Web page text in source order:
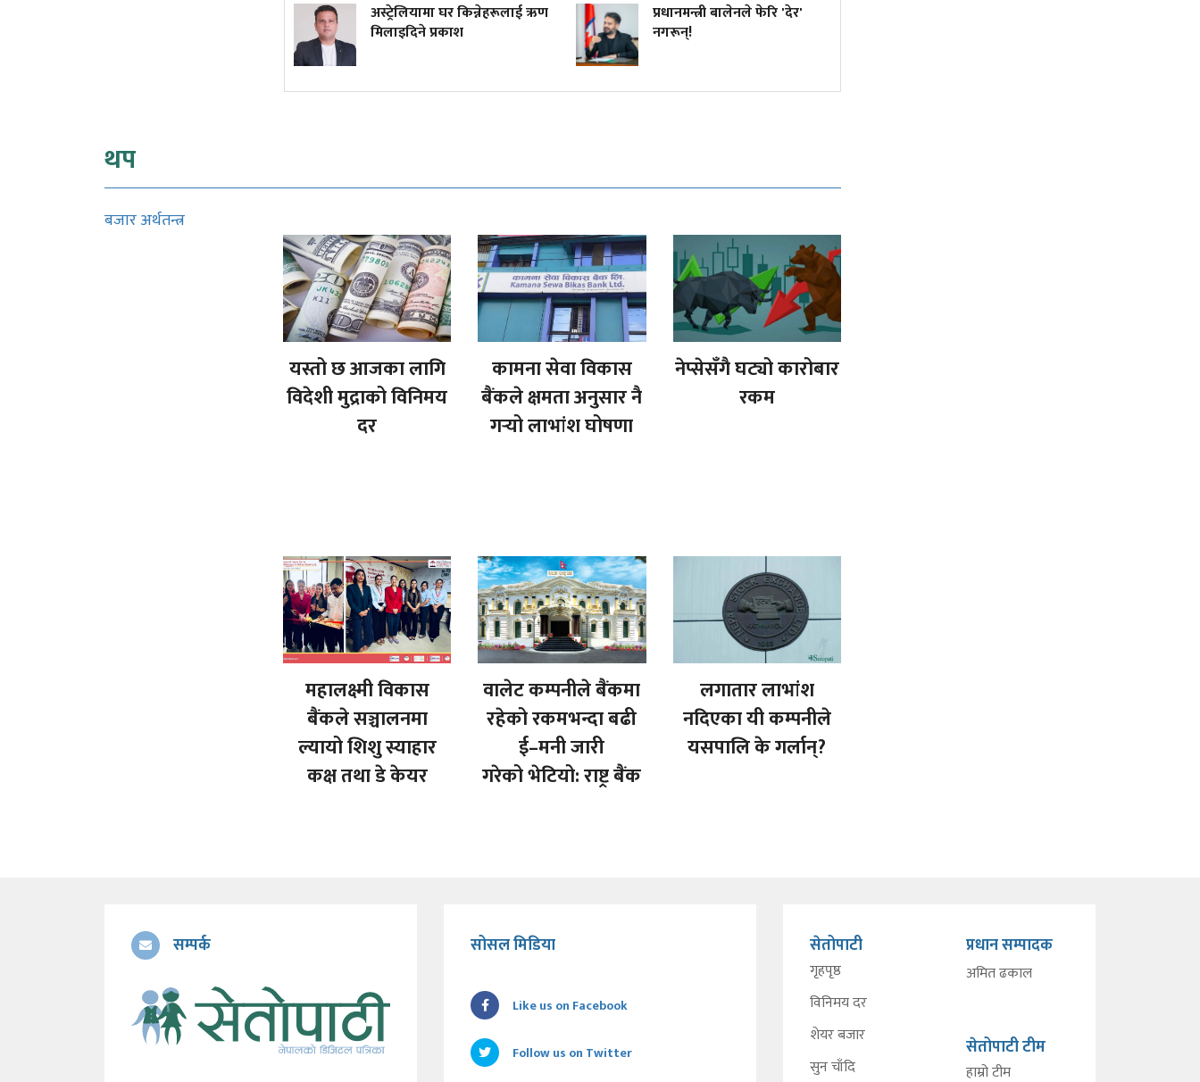
अस्ट्रेलियामा घर किन्नेहरूलाई ऋण
मिलाइदिने प्रकाश
प्रधानमन्त्री बालेनले फेरि 'देर'
नगरून्!
थप
बजार अर्थतन्त्र
यस्तो छ आजका लागि
विदेशी मुद्राको विनिमय
दर
कामना सेवा विकास
बैंकले क्षमता अनुसार नै
गर्‍यो लाभांश घोषणा
नेप्सेसँगै घट्यो कारोबार
रकम
महालक्ष्मी विकास
बैंकले सञ्चालनमा
ल्यायो शिशु स्याहार
कक्ष तथा डे केयर
वालेट कम्पनीले बैंकमा
रहेको रकमभन्दा बढी
ई–मनी जारी
गरेको भेटियो: राष्ट्र बैंक
लगातार लाभांश
नदिएका यी कम्पनीले
यसपालि के गर्लान्?
सम्पर्क सोसल मिडिया
Like us on Facebook
Follow us on Twitter
सेतोपाटी
गृहपृष्ठ
विनिमय दर
शेयर बजार
सुन चाँदि
प्रधान सम्पादक
अमित ढकाल
सेतोपाटी टीम
हाम्रो टीम